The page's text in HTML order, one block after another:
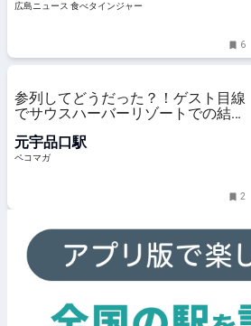
広島ニュース 食べタインジャー
6
参列してどうだった？！ゲスト目線
でサウスハーバーリゾートでの結婚
元宇品口駅
ペコマガ
2